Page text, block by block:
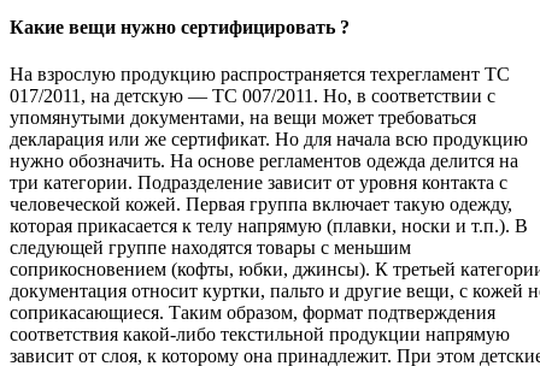
Какие вещи нужно сертифицировать ?
На взрослую продукцию распространяется техрегламент ТС
017/2011, на детскую — ТС 007/2011. Но, в соответствии с
упомянутыми документами, на вещи может требоваться
декларация или же сертификат. Но для начала всю продукцию
нужно обозначить. На основе регламентов одежда делится на
три категории. Подразделение зависит от уровня контакта с
человеческой кожей. Первая группа включает такую одежду,
которая прикасается к телу напрямую (плавки, носки и т.п.). В
следующей группе находятся товары с меньшим
соприкосновением (кофты, юбки, джинсы). К третьей
документация относит куртки, пальто и другие вещи, с кожей
соприкасающиеся. Таким образом, формат подтверждения
соответствия какой-либо текстильной продукции напрямую
зависит от слоя, к которому она принадлежит. При этом